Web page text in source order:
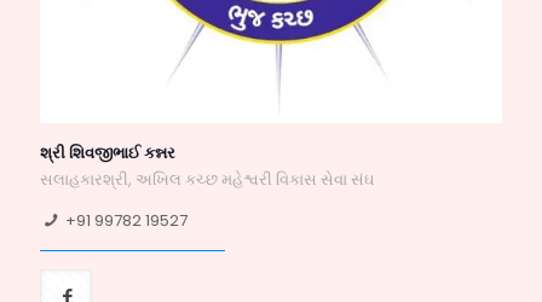
શ્રી શિવજીભાઈ કન્નર
સલાહકારશ્રી, અખિલ કચ્છ મહેશ્વરી વિકાસ સેવા સંઘ
+91 99782 19527